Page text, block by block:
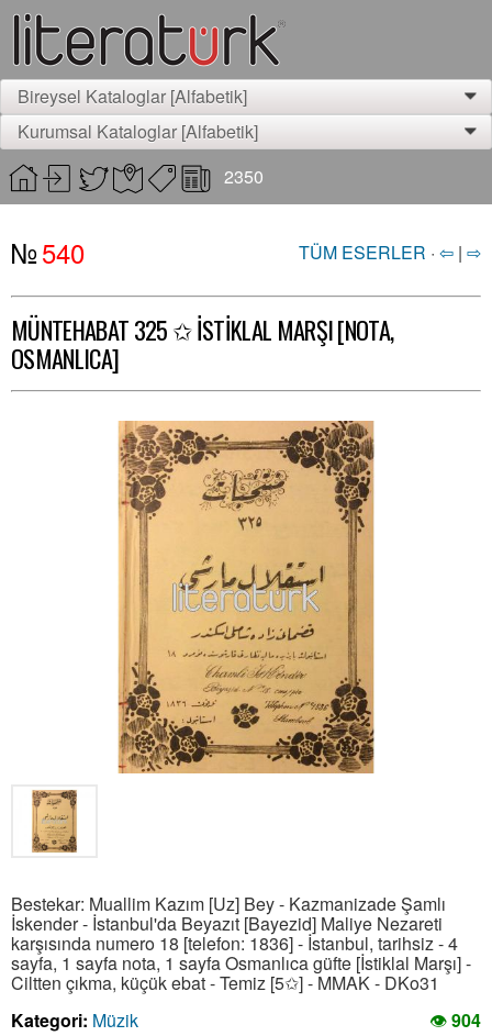
Bireysel Kataloglar [Alfabetik] 0
Kurumsal Kataloglar [Alfabetik] 0
2350
№540 TÜM ESERLER · ⇦ | ⇨
MÜNTEHABAT 325 ✩ İSTİKLAL MARŞI [NOTA,
OSMANLICA]
Bestekar: Muallim Kazım [Uz] Bey - Kazmanizade Şamlı
İskender - İstanbul'da Beyazıt [Bayezid] Maliye Nezareti
karşısında numero 18 [telefon: 1836] - İstanbul, tarihsiz - 4
sayfa, 1 sayfa nota, 1 sayfa Osmanlıca güfte [İstiklal Marşı] -
Ciltten çıkma, küçük ebat - Temiz [5✩] - MMAK - DKo31
Kategori: Müzik 👁904